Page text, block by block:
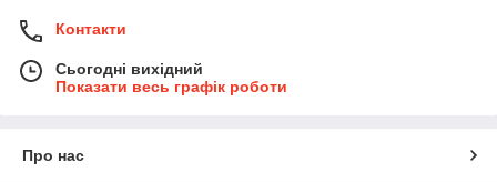
Контакти
Сьогодні вихідний
Показати весь графік роботи
Про нас